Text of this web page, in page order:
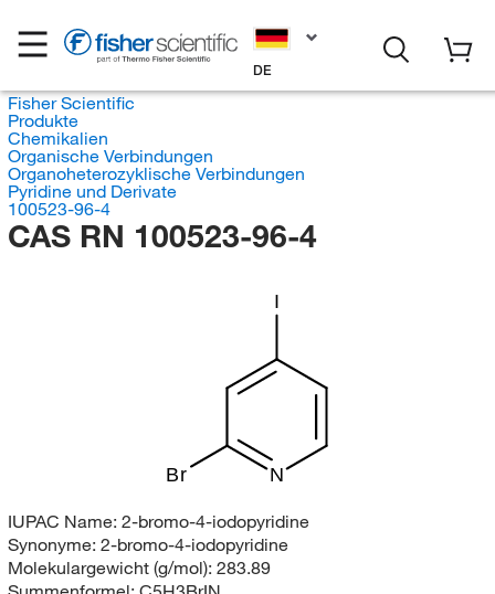
DE
Fisher Scientific
Produkte
Chemikalien
Organische Verbindungen
Organoheterozyklische Verbindungen
Pyridine und Derivate
100523-96-4
CAS RN 100523-96-4
N
I
Br
IUPAC Name: 2-bromo-4-iodopyridine
Synonyme: 2-bromo-4-iodopyridine
Molekulargewicht (g/mol): 283.89